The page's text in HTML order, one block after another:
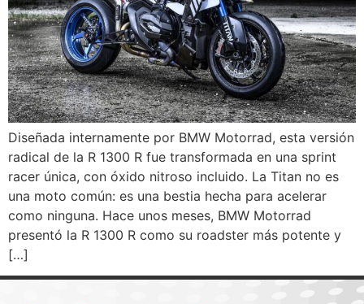
Diseñada internamente por BMW Motorrad, esta versión
radical de la R 1300 R fue transformada en una sprint
racer única, con óxido nitroso incluido. La Titan no es
una moto común: es una bestia hecha para acelerar
como ninguna. Hace unos meses, BMW Motorrad
presentó la R 1300 R como su roadster más potente y
[…]